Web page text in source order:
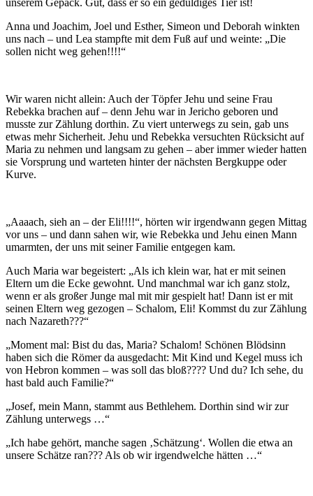
unserem Gepäck. Gut, dass er so ein geduldiges Tier ist!
Anna und Joachim, Joel und Esther, Simeon und Deborah winkten
uns nach – und Lea stampfte mit dem Fuß auf und weinte: „Die
sollen nicht weg gehen!!!!“
Wir waren nicht allein: Auch der Töpfer Jehu und seine Frau
Rebekka brachen auf – denn Jehu war in Jericho geboren und
musste zur Zählung dorthin. Zu viert unterwegs zu sein, gab uns
etwas mehr Sicherheit. Jehu und Rebekka versuchten Rücksicht auf
Maria zu nehmen und langsam zu gehen – aber immer wieder hatten
sie Vorsprung und warteten hinter der nächsten Bergkuppe oder
Kurve.
„Aaaach, sieh an – der Eli!!!!“, hörten wir irgendwann gegen Mittag
vor uns – und dann sahen wir, wie Rebekka und Jehu einen Mann
umarmten, der uns mit seiner Familie entgegen kam.
Auch Maria war begeistert: „Als ich klein war, hat er mit seinen
Eltern um die Ecke gewohnt. Und manchmal war ich ganz stolz,
wenn er als großer Junge mal mit mir gespielt hat! Dann ist er mit
seinen Eltern weg gezogen – Schalom, Eli! Kommst du zur Zählung
nach Nazareth???“
„Moment mal: Bist du das, Maria? Schalom! Schönen Blödsinn
haben sich die Römer da ausgedacht: Mit Kind und Kegel muss ich
von Hebron kommen – was soll das bloß???? Und du? Ich sehe, du
hast bald auch Familie?“
„Josef, mein Mann, stammt aus Bethlehem. Dorthin sind wir zur
Zählung unterwegs …“
„Ich habe gehört, manche sagen ‚Schätzung‘. Wollen die etwa an
unsere Schätze ran??? Als ob wir irgendwelche hätten …“